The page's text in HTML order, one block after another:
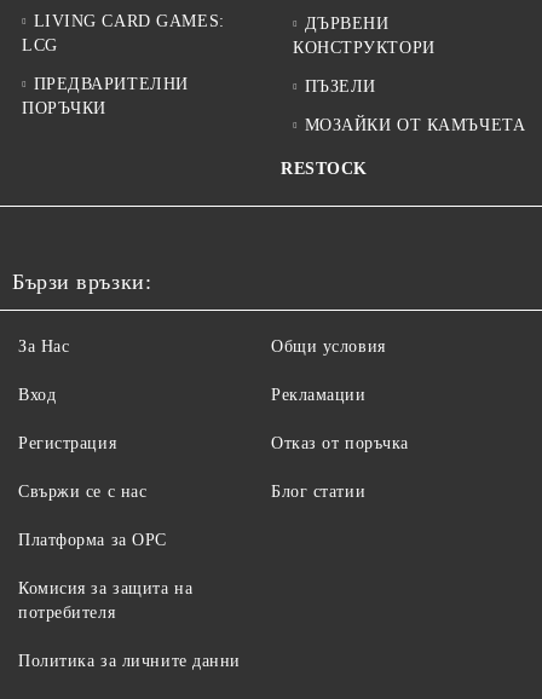
LIVING CARD GAMES:
LCG
ПРЕДВАРИТЕЛНИ
ПОРЪЧКИ
ДЪРВЕНИ
КОНСТРУКТОРИ
ПЪЗЕЛИ
МОЗАЙКИ ОТ КАМЪЧЕТА
RESTOCK
Бързи връзки:
За Нас
Вход
Регистрация
Свържи се с нас
Общи условия
Рекламации
Отказ от поръчка
Блог статии
Платформа за ОРС
Комисия за защита на
потребителя
Политика за личните данни